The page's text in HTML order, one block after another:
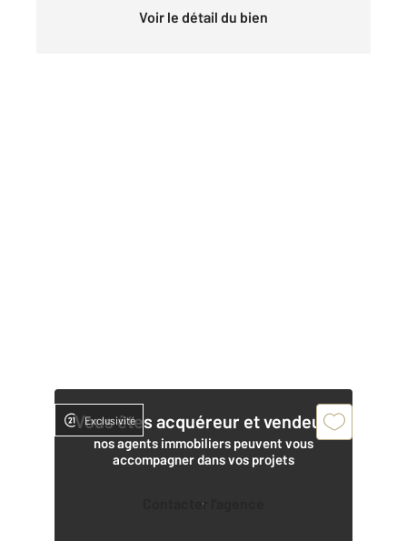
Voir le détail du bien
Vous êtes acquéreur et vendeur,
nos agents immobiliers peuvent vous
accompagner dans vos projets
Contacter l'agence
Exclusivité